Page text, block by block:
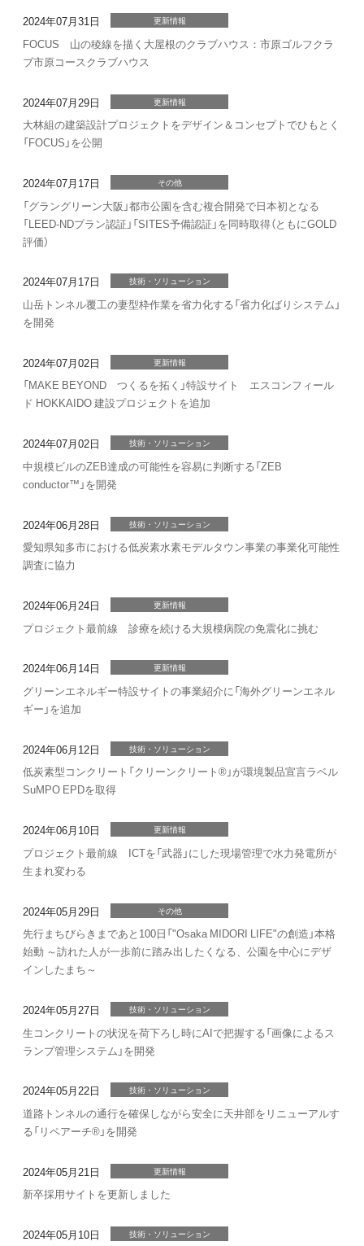
2024年07月31日 更新情報
FOCUS 山の稜線を描く大屋根のクラブハウス：市原ゴルフクラ
ブ市原コースクラブハウス
2024年07月29日 更新情報
大林組の建築設計プロジェクトをデザイン＆コンセプトでひもとく
「FOCUS」を公開
2024年07月17日 その他
「グラングリーン大阪」都市公園を含む複合開発で日本初となる
「LEED-NDプラン認証」「SITES予備認証」を同時取得（ともにGOLD
評価）
2024年07月17日 技術・ソリューション
山岳トンネル覆工の妻型枠作業を省力化する「省力化ばりシステム」
を開発
2024年07月02日 更新情報
「MAKE BEYOND つくるを拓く」特設サイト エスコンフィール
ド HOKKAIDO 建設プロジェクトを追加
2024年07月02日 技術・ソリューション
中規模ビルのZEB達成の可能性を容易に判断する「ZEB
conductor™」を開発
2024年06月28日 技術・ソリューション
愛知県知多市における低炭素水素モデルタウン事業の事業化可能性
調査に協力
2024年06月24日 更新情報
プロジェクト最前線 診療を続ける大規模病院の免震化に挑む
2024年06月14日 更新情報
グリーンエネルギー特設サイトの事業紹介に「海外グリーンエネル
ギー」を追加
2024年06月12日 技術・ソリューション
低炭素型コンクリート「クリーンクリート®」が環境製品宣言ラベル
SuMPO EPDを取得
2024年06月10日 更新情報
プロジェクト最前線 ICTを「武器」にした現場管理で水力発電所が
生まれ変わる
2024年05月29日 その他
先行まちびらきまであと100日「"Osaka MIDORI LIFE"の創造」本格
始動 ～訪れた人が一歩前に踏み出したくなる、公園を中心にデザ
インしたまち～
2024年05月27日 技術・ソリューション
生コンクリートの状況を荷下ろし時にAIで把握する「画像によるス
ランプ管理システム」を開発
2024年05月22日 技術・ソリューション
道路トンネルの通行を確保しながら安全に天井部をリニューアルす
る「リペアーチ®」を開発
2024年05月21日 更新情報
新卒採用サイトを更新しました
2024年05月10日 技術・ソリューション